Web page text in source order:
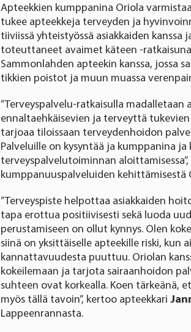
Apteekkien kumppanina Oriola
tukee apteekkeja terveyden ja
tiiviissä yhteistyössä asiakkaiden
toteuttaneet avaimet käteen -
Sammonlahden apteekin kanssa, jossa
tikkien poistot ja muun muassa
”Terveyspalvelu-ratkaisulla madalletaan
ennaltaehkäisevien ja terveyttä
tarjoaa tiloissaan terveydenhoidon
Palveluille on kysyntää ja kumppanina
terveyspalvelutoiminnan
kumppanuuspalveluiden kehittämisestä
”Terveyspiste helpottaa asiakkaiden
tapa erottua positiivisesti sekä luoda
perustamiseen on ollut kynnys. Olen
siinä on yksittäiselle apteekille riski, kun
kannattavuudesta puuttuu. Oriolan
kokeilemaan ja tarjota sairaanhoidon
suhteen ovat korkealla. Koen tärkeänä,
myös tällä tavoin”, kertoo apteekkari
Lappeenrannasta.